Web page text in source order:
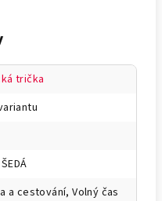
trička
a cestování, Volný čas